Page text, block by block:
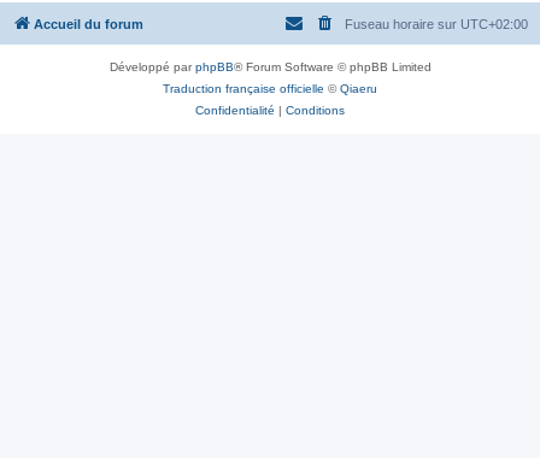
r
Accueil du forum Fuseau horaire sur UTC+02:00
Développé parphpBB® Forum Software © phpBB Limited
Traduction française officielle ©Qiaeru
Confidentialité | Conditions